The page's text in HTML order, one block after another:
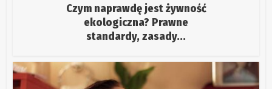
Czym naprawdę jest żywność
ekologiczna? Prawne
standardy, zasady...